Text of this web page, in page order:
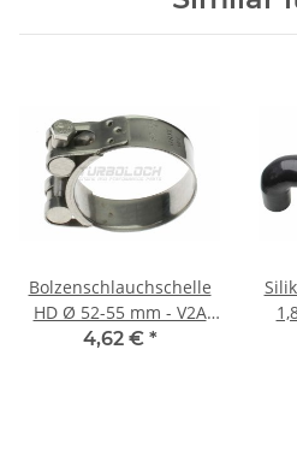
Bolzenschlauchschelle
HD Ø 52-55 mm - V2A
1.4301 (W4)
4,62 € *